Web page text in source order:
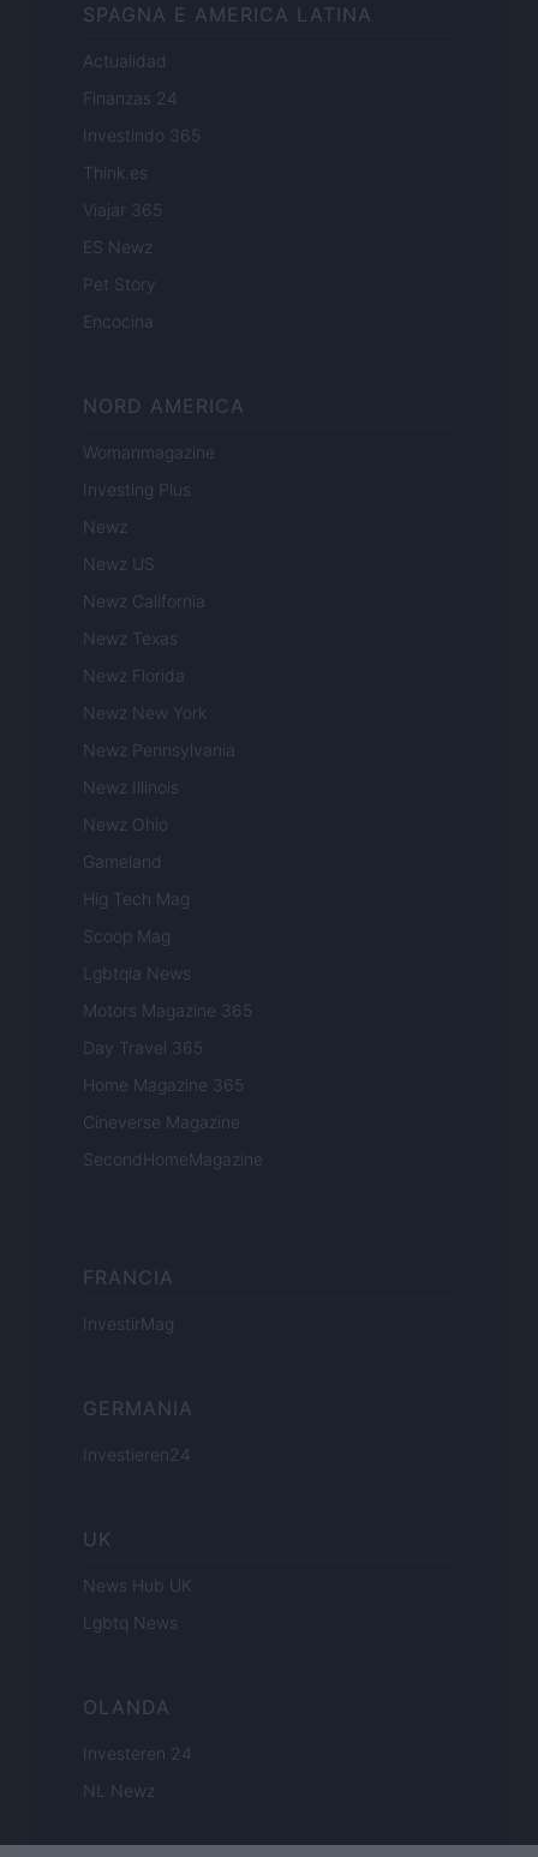
SPAGNA E AMERICA LATINA
Actualidad
Finanzas 24
Investindo 365
Think.es
Viajar 365
ES Newz
Pet Story
Encocina
NORD AMERICA
Womanmagazine
Investing Plus
Newz
Newz US
Newz California
Newz Texas
Newz Florida
Newz New York
Newz Pennsylvania
Newz Illinois
Newz Ohio
Gameland
Hig Tech Mag
Scoop Mag
Lgbtqia News
Motors Magazine 365
Day Travel 365
Home Magazine 365
Cineverse Magazine
SecondHomeMagazine
FRANCIA
InvestirMag
GERMANIA
Investieren24
UK
News Hub UK
Lgbtq News
OLANDA
Investeren 24
NL Newz